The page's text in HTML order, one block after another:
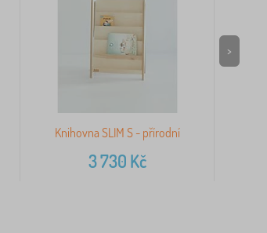
Knihovna SLIM S - přírodní
3 730 Kč
>